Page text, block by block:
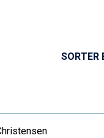
SORTER